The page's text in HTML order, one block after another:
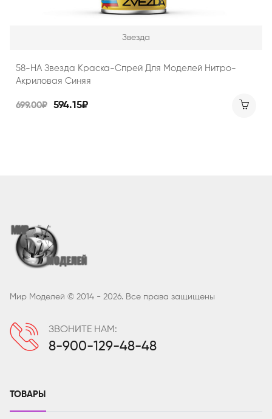
Звезда
58-НА Звезда Краска-Спрей Для Моделей Нитро-
Акриловая Синяя
699.00₽ 594.15₽
Мир Моделей © 2014 - 2026. Все права защищены
ЗВОНИТЕ НАМ:
8-900-129-48-48
ТОВАРЫ